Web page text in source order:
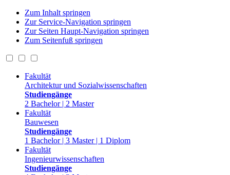
Zum Inhalt springen
Zur Service-Navigation springen
Zur Seiten Haupt-Navigation springen
Zum Seitenfuß springen
Fakultät
Architektur und Sozialwissenschaften
Studiengänge
2 Bachelor | 2 Master
Fakultät
Bauwesen
Studiengänge
1 Bachelor | 3 Master | 1 Diplom
Fakultät
Ingenieurwissenschaften
Studiengänge